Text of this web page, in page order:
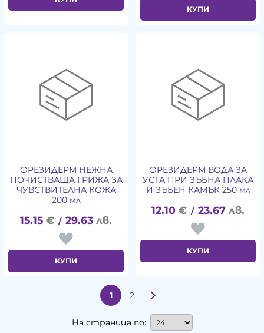
КУПИ
ФРЕЗИДЕРМ НЕЖНА
ПОЧИСТВАЩА ГРИЖА ЗА
ЧУВСТВИТЕЛНА КОЖА
200 мл
15.15 € / 29.63 лв.
КУПИ
ФРЕЗИДЕРМ ВОДА ЗА
УСТА ПРИ ЗЪБНА ПЛАКА
И ЗЪБЕН КАМЪК 250 мл
12.10 € / 23.67 лв.
КУПИ
1 2
На страница по: